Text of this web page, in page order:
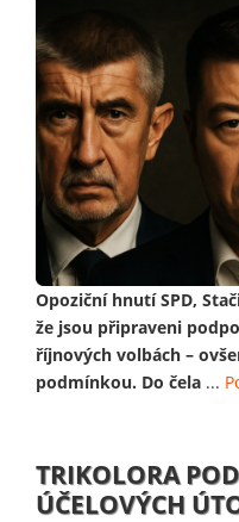
Opoziční hnutí SPD,
že jsou připraveni
říjnových volbách –
podmínkou. Do čela ...
TRIKOLORA
ÚČELOVÝCH